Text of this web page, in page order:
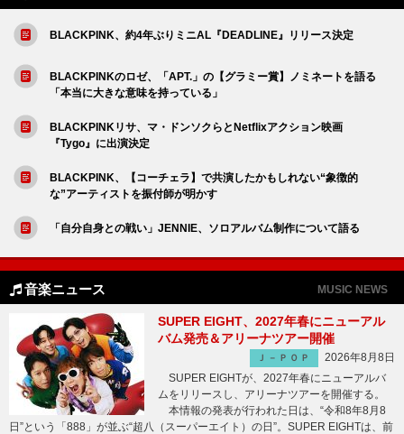
BLACKPINK、約4年ぶりミニAL『DEADLINE』リリース決定
BLACKPINKのロゼ、「APT.」の【グラミー賞】ノミネートを語る
「本当に大きな意味を持っている」
BLACKPINKリサ、マ・ドンソクらとNetflixアクション映画
『Tygo』に出演決定
BLACKPINK、【コーチェラ】で共演したかもしれない“象徴的
な”アーティストを振付師が明かす
「自分自身との戦い」JENNIE、ソロアルバム制作について語る
音楽ニュース MUSIC NEWS
SUPER EIGHT、2027年春にニューアル
バム発売＆アリーナツアー開催
Ｊ－ＰＯＰ
2026年8月8日
SUPER EIGHTが、2027年春にニューアルバ
ムをリリースし、アリーナツアーを開催する。
本情報の発表が行われた日は、“令和8年8月8
日”という「888」が並ぶ“超八（スーパーエイト）の日”。SUPER EIGHTは、前